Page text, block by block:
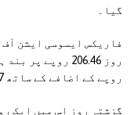
گیا۔
فاریکس ایسوسی ایشن آف
روپے کے اضافے کے ساتھ 207 روپے 75 پیسے پر ٹریڈ کر رہا تھا۔